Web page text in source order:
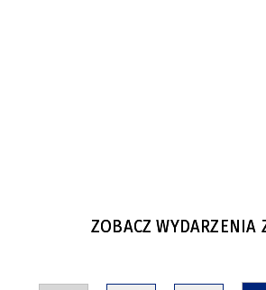
ZOBACZ WYDARZENIA